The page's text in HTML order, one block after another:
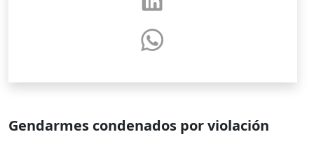
Gendarmes condenados por violación